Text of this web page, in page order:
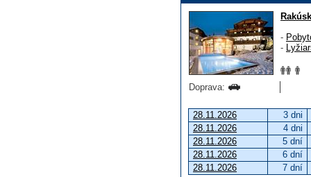
-
-
Doprava:
28.11.2026
3 dni
28.11.2026
4 dni
28.11.2026
5 dní
28.11.2026
6 dní
28.11.2026
7 dní